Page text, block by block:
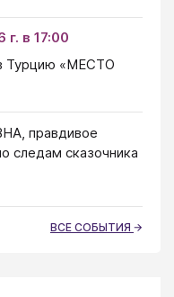
г. в 17:00
Турцию «МЕСТО
правдивое
следам сказочника
ВСЕ СОБЫТИЯ